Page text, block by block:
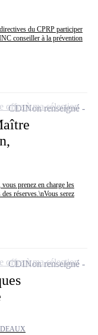
du CPRP participer
conseiller à la prévention
prenez en charge les
réserves.\nVous serez
CDINon renseigné
offre à ma sélection
CDINon renseigné
offre à ma sélection